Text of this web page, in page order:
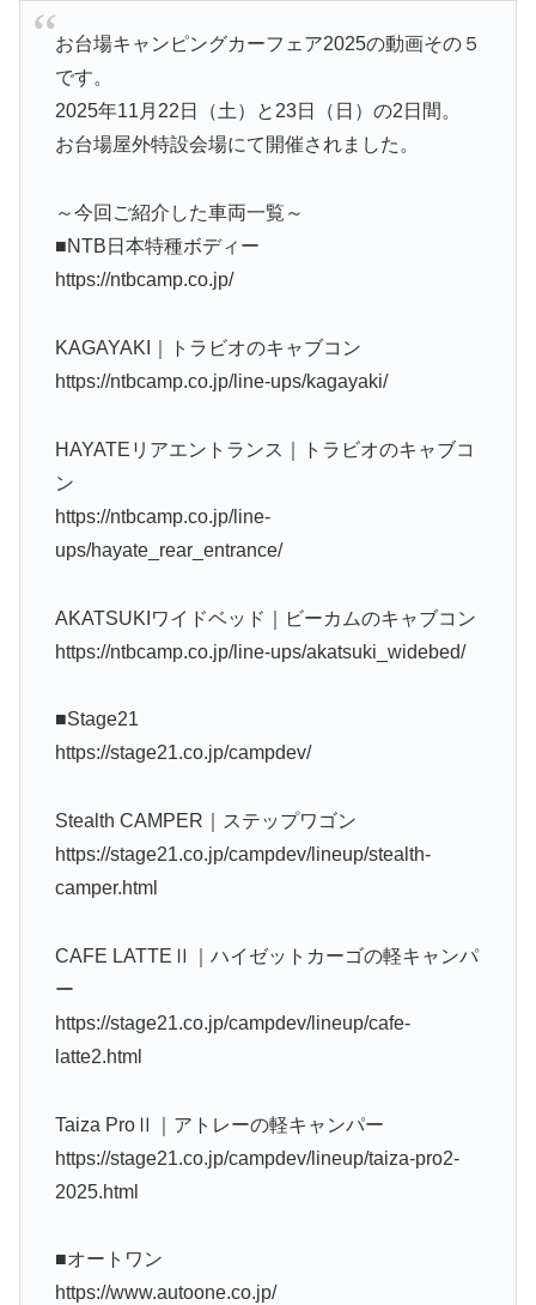
お台場キャンピングカーフェア2025の動画その５
です。
2025年11月22日（土）と23日（日）の2日間。
お台場屋外特設会場にて開催されました。
～今回ご紹介した車両一覧～
■NTB日本特種ボディー
https://ntbcamp.co.jp/
KAGAYAKI｜トラビオのキャブコン
https://ntbcamp.co.jp/line-ups/kagayaki/
HAYATEリアエントランス｜トラビオのキャブコ
ン
https://ntbcamp.co.jp/line-
ups/hayate_rear_entrance/
AKATSUKIワイドベッド｜ビーカムのキャブコン
https://ntbcamp.co.jp/line-ups/akatsuki_widebed/
■Stage21
https://stage21.co.jp/campdev/
Stealth CAMPER｜ステップワゴン
https://stage21.co.jp/campdev/lineup/stealth-
camper.html
CAFE LATTEⅡ｜ハイゼットカーゴの軽キャンパ
ー
https://stage21.co.jp/campdev/lineup/cafe-
latte2.html
Taiza ProⅡ｜アトレーの軽キャンパー
https://stage21.co.jp/campdev/lineup/taiza-pro2-
2025.html
■オートワン
https://www.autoone.co.jp/